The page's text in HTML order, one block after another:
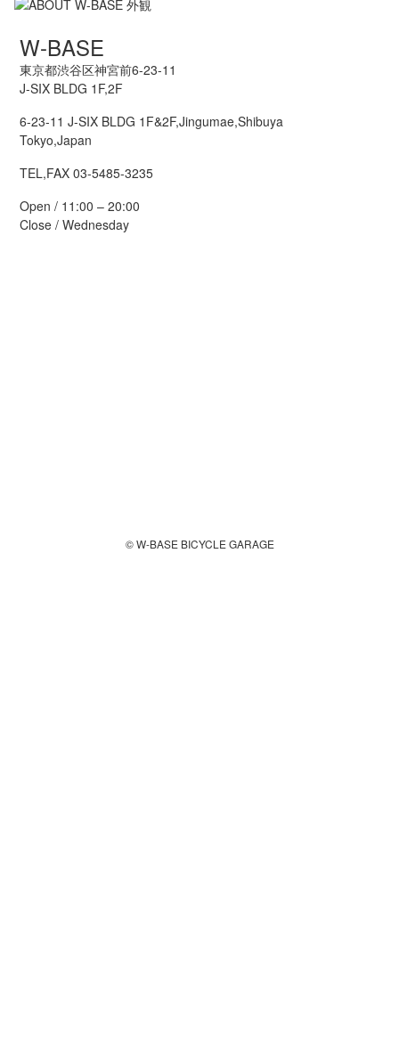
W-BASE
東京都渋谷区神宮前6-23-11
J-SIX BLDG 1F,2F
6-23-11 J-SIX BLDG 1F&2F,Jingumae,Shibuya
Tokyo,Japan
TEL,FAX 03-5485-3235
Open / 11:00 – 20:00
Close / Wednesday
© W-BASE BICYCLE GARAGE